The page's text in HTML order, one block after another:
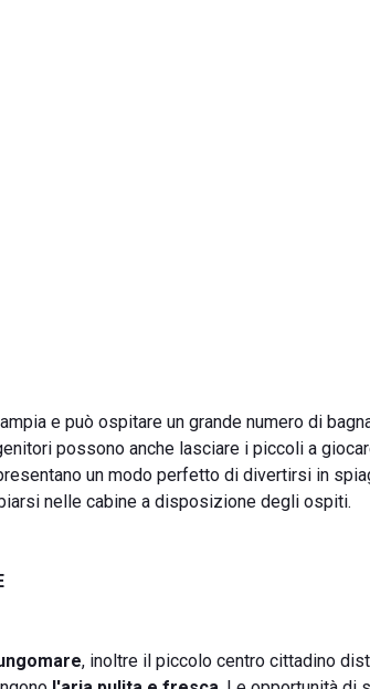
e può ospitare un grande numero di
possono anche lasciare i piccoli a
un modo perfetto di divertirsi in
nelle cabine a disposizione degli ospiti.
, inoltre il piccolo centro cittadino